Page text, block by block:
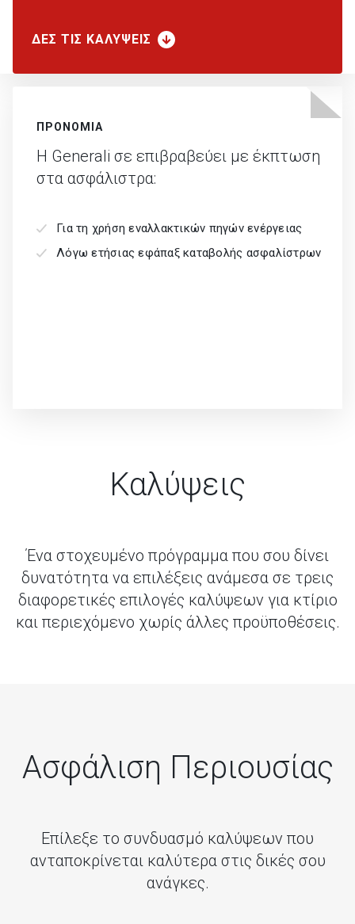
ΔΕΣ ΤΙΣ ΚΑΛΥΨΕΙΣ
ΠΡΟΝΟΜΙΑ
Η Generali σε επιβραβεύει με έκπτωση
στα ασφάλιστρα:
Για τη χρήση εναλλακτικών πηγών ενέργειας
Λόγω ετήσιας εφάπαξ καταβολής ασφαλίστρων
Καλύψεις
Ένα στοχευμένο πρόγραμμα που σου δίνει
δυνατότητα να επιλέξεις ανάμεσα σε τρεις
διαφορετικές επιλογές καλύψεων για κτίριο
και περιεχόμενο χωρίς άλλες προϋποθέσεις.
Ασφάλιση Περιουσίας
Επίλεξε το συνδυασμό καλύψεων που
ανταποκρίνεται καλύτερα στις δικές σου
ανάγκες.